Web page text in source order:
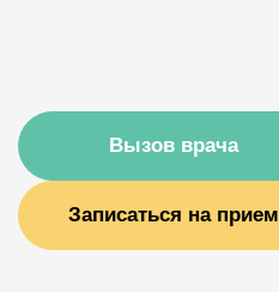
Вызов врача
Записаться на прием